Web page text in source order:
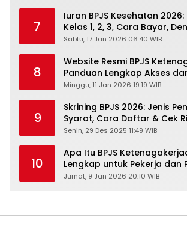
7
Iuran BPJS Kesehatan
Kelas 1, 2, 3, Cara Bayar,
Panduan Lengkap Peserta
Sabtu, 17 Jan 2026 06:40 WIB
8
Website Resmi BPJS
Panduan Lengkap Akses
Minggu, 11 Jan 2026 19:19 WIB
9
Skrining BPJS 2026: Jenis
Syarat, Cara Daftar & Cek
Kesehatan Gratis
Senin, 29 Des 2025 11:49 WIB
10
Apa Itu BPJS
Lengkap untuk Pekerja dan
Jumat, 9 Jan 2026 20:10 WIB